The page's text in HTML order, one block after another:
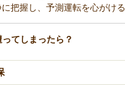
に把握し、予測運転を心がける
てしまったら？